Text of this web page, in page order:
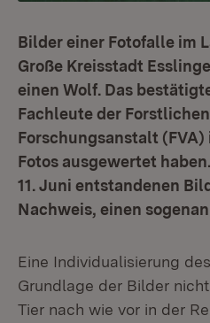
Bilder einer Fotofalle im
Große Kreisstadt
einen Wolf. Das
Fachleute der
Forschungsanstalt
Fotos ausgewertet
11. Juni entstandenen
Nachweis, einen
Eine Individualisierung
Grundlage der Bilder
Tier nach wie vor in der